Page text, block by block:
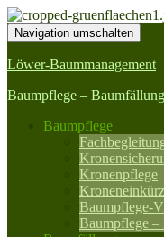
Navigation umschalten
Löwer-Baummanagement
Baumpflege –
Baumpflege
Kronenpflege
Baumpflege-
Baumpflege –